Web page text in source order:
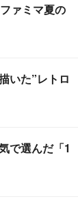
ァミマ夏の
いた”レトロ
で選んだ「1